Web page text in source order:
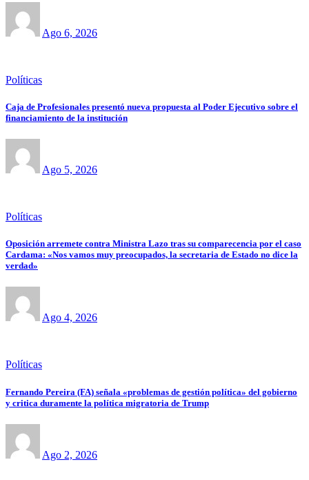
Ago 6, 2026
Políticas
Caja de Profesionales presentó nueva propuesta al Poder Ejecutivo sobre el
financiamiento de la institución
Ago 5, 2026
Políticas
Oposición arremete contra Ministra Lazo tras su comparecencia por el caso
Cardama: «Nos vamos muy preocupados, la secretaria de Estado no dice la
verdad»
Ago 4, 2026
Políticas
Fernando Pereira (FA) señala «problemas de gestión política» del gobierno
y critica duramente la política migratoria de Trump
Ago 2, 2026